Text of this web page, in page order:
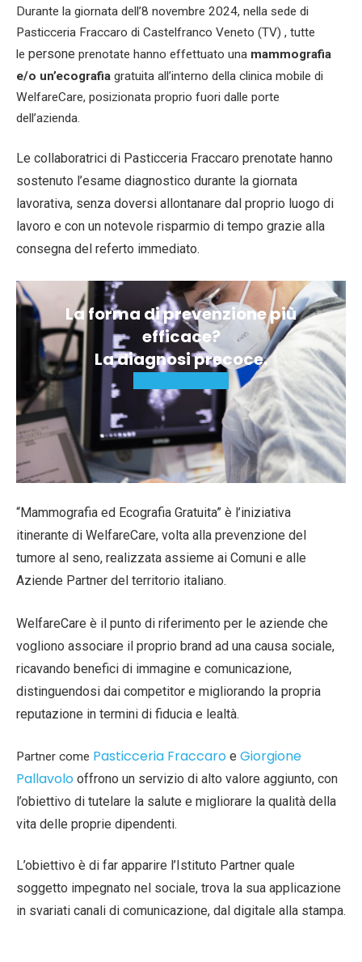
Durante la giornata dell’8 novembre 2024, nella sede di
Pasticceria Fraccaro di Castelfranco Veneto (TV) , tutte
le persone prenotate hanno effettuato una mammografia
e/o un’ecografia gratuita all’interno della clinica mobile di
WelfareCare, posizionata proprio fuori dalle porte
dell’azienda.
Le collaboratrici di Pasticceria Fraccaro prenotate hanno
sostenuto l’esame diagnostico durante la giornata
lavorativa, senza doversi allontanare dal proprio luogo di
lavoro e con un notevole risparmio di tempo grazie alla
consegna del referto immediato.
La forma di prevenzione più
efficace?
La diagnosi precoce.
“Mammografia ed Ecografia Gratuita” è l’iniziativa
itinerante di WelfareCare, volta alla prevenzione del
tumore al seno, realizzata assieme ai Comuni e alle
Aziende Partner del territorio italiano.
WelfareCare è il punto di riferimento per le aziende che
vogliono associare il proprio brand ad una causa sociale,
ricavando benefici di immagine e comunicazione,
distinguendosi dai competitor e migliorando la propria
reputazione in termini di fiducia e lealtà.
Partner come Pasticceria Fraccaro e Giorgione
Pallavolo offrono un servizio di alto valore aggiunto, con
l’obiettivo di tutelare la salute e migliorare la qualità della
vita delle proprie dipendenti.
L’obiettivo è di far apparire l’Istituto Partner quale
soggetto impegnato nel sociale, trova la sua applicazione
in svariati canali di comunicazione, dal digitale alla stampa.